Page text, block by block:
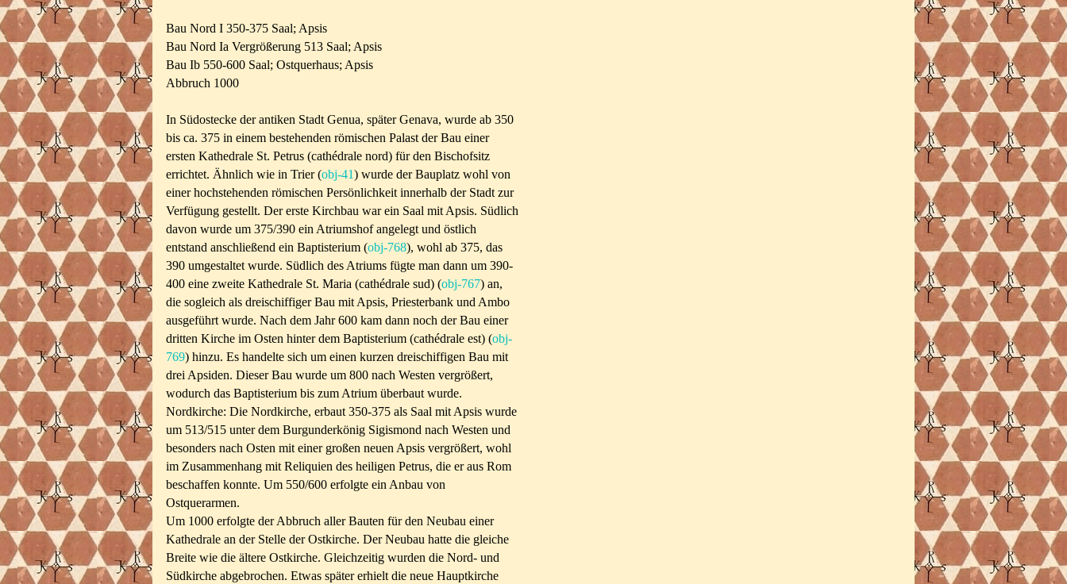
Bau Nord I 350-375 Saal; Apsis
Bau Nord Ia Vergrößerung 513 Saal; Apsis
Bau Ib 550-600 Saal; Ostquerhaus; Apsis
Abbruch 1000
In Südostecke der antiken Stadt Genua, später Genava, wurde ab 350
bis ca. 375 in einem bestehenden römischen Palast der Bau einer
ersten Kathedrale St. Petrus (cathédrale nord) für den Bischofsitz
errichtet. Ähnlich wie in Trier (obj-41) wurde der Bauplatz wohl von
einer hochstehenden römischen Persönlichkeit innerhalb der Stadt zur
Verfügung gestellt. Der erste Kirchbau war ein Saal mit Apsis. Südlich
davon wurde um 375/390 ein Atriumshof angelegt und östlich
entstand anschließend ein Baptisterium (obj-768), wohl ab 375, das
390 umgestaltet wurde. Südlich des Atriums fügte man dann um 390-
400 eine zweite Kathedrale St. Maria (cathédrale sud) (obj-767) an,
die sogleich als dreischiffiger Bau mit Apsis, Priesterbank und Ambo
ausgeführt wurde. Nach dem Jahr 600 kam dann noch der Bau einer
dritten Kirche im Osten hinter dem Baptisterium (cathédrale est) (obj-
769) hinzu. Es handelte sich um einen kurzen dreischiffigen Bau mit
drei Apsiden. Dieser Bau wurde um 800 nach Westen vergrößert,
wodurch das Baptisterium bis zum Atrium überbaut wurde.
Nordkirche: Die Nordkirche, erbaut 350-375 als Saal mit Apsis wurde
um 513/515 unter dem Burgunderkönig Sigismond nach Westen und
besonders nach Osten mit einer großen neuen Apsis vergrößert, wohl
im Zusammenhang mit Reliquien des heiligen Petrus, die er aus Rom
beschaffen konnte. Um 550/600 erfolgte ein Anbau von
Ostquerarmen.
Um 1000 erfolgte der Abbruch aller Bauten für den Neubau einer
Kathedrale an der Stelle der Ostkirche. Der Neubau hatte die gleiche
Breite wie die ältere Ostkirche. Gleichzeitig wurden die Nord- und
Südkirche abgebrochen. Etwas später erhielt die neue Hauptkirche